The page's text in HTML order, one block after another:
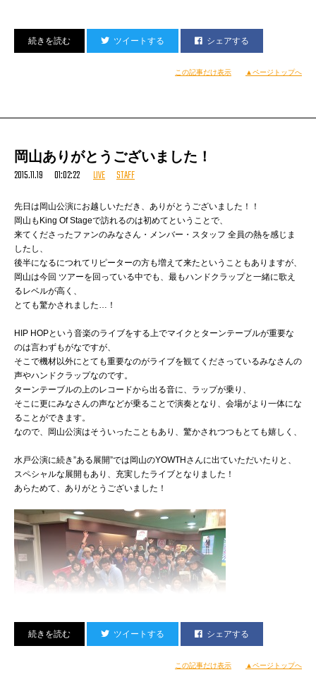
ツイートする シェアする
この記事だけ表示 ▲ページトップへ
岡山ありがとうございました！
2015.11.19 01:02:22 LIVE STAFF
先日は岡山公演にお越しいただき、ありがとうございました！！
岡山もKing Of Stageで訪れるのは初めてということで、
来てくださったファンのみなさん・メンバー・スタッフ 全員の熱を感じま
したし、
後半になるにつれてリピーターの方も増えて来たということもありますが、
岡山は今回 ツアーを回っている中でも、最もハンドクラップと一緒に歌え
るレベルが高く、
とても驚かされました…！
HIP HOPという音楽のライブをする上でマイクとターンテーブルが重要な
のは言わずもがなですが、
そこで機材以外にとても重要なのがライブを観てくださっているみなさんの
声やハンドクラップなのです。
ターンテーブルの上のレコードから出る音に、ラップが乗り、
そこに更にみなさんの声などが乗ることで演奏となり、会場がより一体にな
ることができます。
なので、岡山公演はそういったこともあり、驚かされつつもとても嬉しく、
水戸公演に続き”ある展開”では岡山のYOWTHさんに出ていただいたりと、
スペシャルな展開もあり、充実したライブとなりました！
あらためて、ありがとうございました！
ツイートする シェアする
この記事だけ表示 ▲ページトップへ